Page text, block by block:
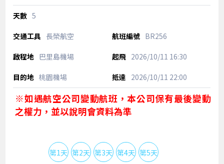
5
長榮航空 BR256
巴里島機場 2026/10/11 16:30
桃園機場 2026/10/11 22:00
※如遇航空公司變動航班，本公司保有最後變動
之權力，並以說明會資料為準
第1天 第2天 第3天 第4天 第5天